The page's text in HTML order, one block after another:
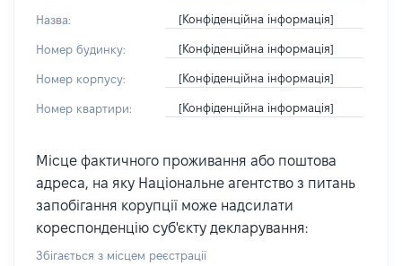
Назва: [Конфіденційна інформація]
Номер будинку: [Конфіденційна інформація]
Номер корпусу: [Конфіденційна інформація]
Номер квартири: [Конфіденційна інформація]
Місце фактичного проживання або поштова
адреса, на яку Національне агентство з питань
запобігання корупції може надсилати
кореспонденцію суб'єкту декларування:
Збігається з місцем реєстрації